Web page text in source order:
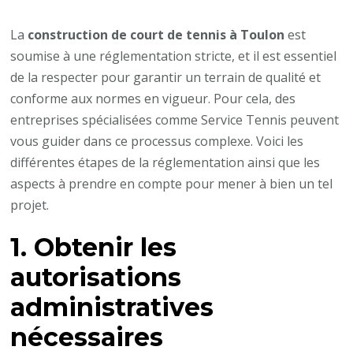
quoi
la
réglementation
à
respecter
pour
la
construction
de
à
Toulon
?
La construction de court de tennis à Toulon est
soumise à une réglementation stricte, et il est essentiel
de la respecter pour garantir un terrain de qualité et
conforme aux normes en vigueur. Pour cela, des
entreprises spécialisées comme Service Tennis peuvent
vous guider dans ce processus complexe. Voici les
différentes étapes de la réglementation ainsi que les
aspects à prendre en compte pour mener à bien un tel
projet.
1. Obtenir les
autorisations
administratives
nécessaires